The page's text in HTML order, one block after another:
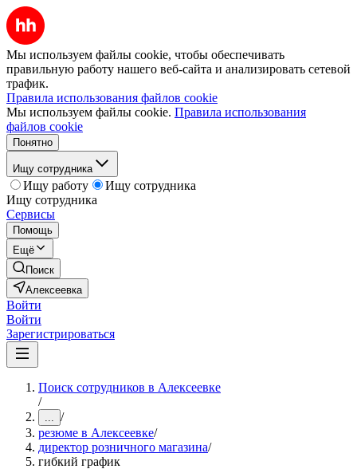
Мы используем файлы cookie, чтобы обеспечивать
правильную работу нашего веб-сайта и анализировать сетевой
трафик.
Правила использования файлов cookie
Мы используем файлы cookie. Правила использования
файлов cookie
Понятно
Ищу сотрудника
Ищу работу
Ищу сотрудника
Ищу сотрудника
Сервисы
Помощь
Ещё
Поиск
Алексеевка
Войти
Войти
Зарегистрироваться
Поиск сотрудников в Алексеевке
/
... /
резюме в Алексеевке/
директор розничного магазина/
гибкий график